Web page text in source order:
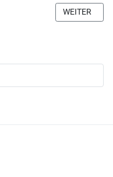
NÄCHSTER
WEITER